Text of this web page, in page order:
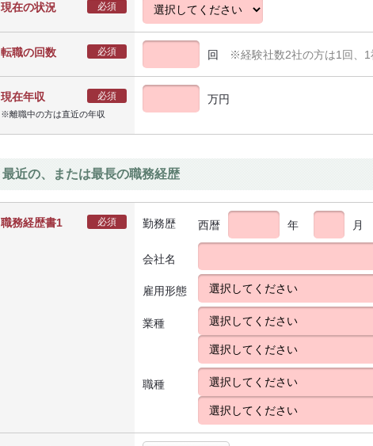
現在の状況 必須
転職の回数 必須 回 ※経験社数2社の方は1回、1
現在年収 必須
※離職中の方は直近の年収
万円
最近の、または最長の職務経歴
職務経歴書1 必須 勤務歴 西暦 年 月
会社名
雇用形態
業種
職種